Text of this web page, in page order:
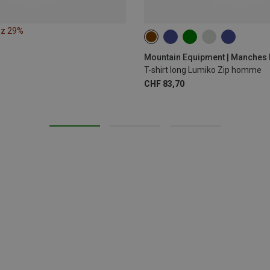
29%
Mountain Equipment |
T-shirt long Lumiko Zip homme
CHF 83,70
S M L XL